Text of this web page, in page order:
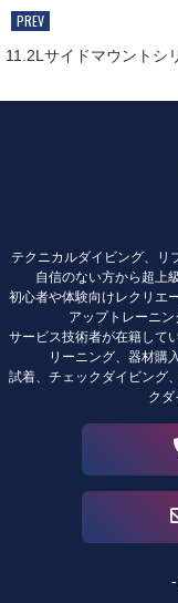
11.2Lサイドマウントシ
テクニカルダイビング、リ
自信のない方から超上
初心者や体験向けレクリエ
アップトレーニン
サービス技術者が在籍して
リーニング、器材購
試着、チェックダイビング
クダ